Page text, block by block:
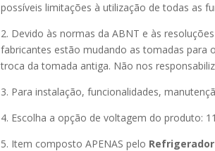
possíveis limitações à utilização de todas as
2. Devido às normas da ABNT e às
fabricantes estão mudando as tomadas para
troca da tomada antiga. Não nos
3. Para instalação, funcionalidades,
4. Escolha a opção de voltagem do produto:
5. Item composto APENAS pelo Refrigerador